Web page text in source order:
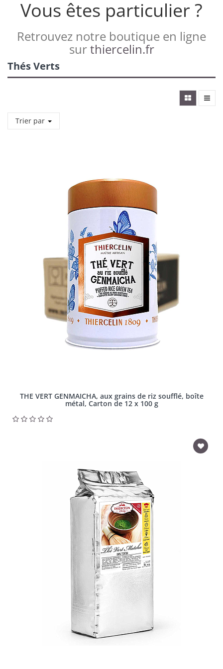
Vous êtes particulier ?
Retrouvez notre boutique en ligne
surthiercelin.fr
Thés Verts
Trier par
THE VERT GENMAICHA, aux grains de riz soufflé, boîte
métal, Carton de 12 x 100 g